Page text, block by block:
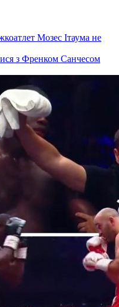
з Френком Санчесом